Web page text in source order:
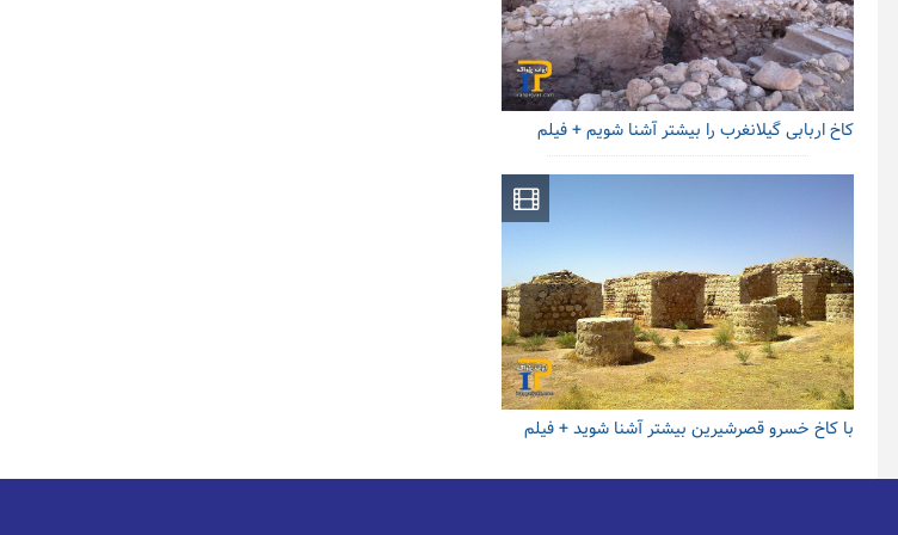
کاخ اربابی گیلانغرب را بیشتر آشنا شویم + فیلم
با کاخ خسرو قصرشیرین بیشتر آشنا شوید + فیلم